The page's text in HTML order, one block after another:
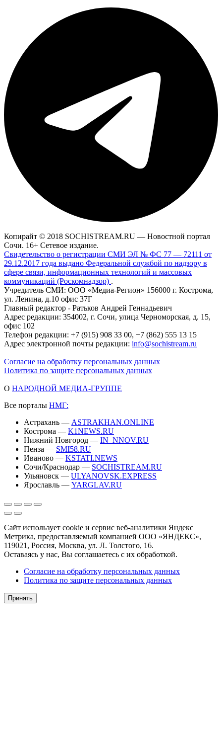
Копирайт © 2018 SOCHISTREAM.RU — Новостной портал
Сочи. 16+ Сетевое издание.
Свидетельство о регистрации СМИ ЭЛ № ФС 77 — 72111 от
29.12.2017 года выдано Федеральной службой по надзору в
сфере связи, информационных технологий и массовых
коммуникаций (Роскомнадзор) .
Учредитель СМИ: ООО «Медиа-Регион» 156000 г. Кострома,
ул. Ленина, д.10 офис 37Г
Главный редактор - Ратьков Андрей Геннадьевич
Адрес редакции: 354002, г. Сочи, улица Черноморская, д. 15,
офис 102
Телефон редакции: +7 (915) 908 33 00, +7 (862) 555 13 15
Адрес электронной почты редакции: info@sochistream.ru
Согласие на обработку персональных данных
Политика по защите персональных данных
О НАРОДНОЙ МЕДИА-ГРУППЕ
Все порталы НМГ:
Астрахань — ASTRAKHAN.ONLINE
Кострома — K1NEWS.RU
Нижний Новгород — IN_NNOV.RU
Пенза — SMI58.RU
Иваново — KSTATI.NEWS
Сочи/Краснодар — SOCHISTREAM.RU
Ульяновск — ULYANOVSK.EXPRESS
Ярославль — YARGLAV.RU
Сайт использует cookie и сервис веб-аналитики Яндекс
Метрика, предоставляемый компанией ООО «ЯНДЕКС»,
119021, Россия, Москва, ул. Л. Толстого, 16.
Оставаясь у нас, Вы соглашаетесь с их обработкой.
Согласие на обработку персональных данных
Политика по защите персональных данных
Принять